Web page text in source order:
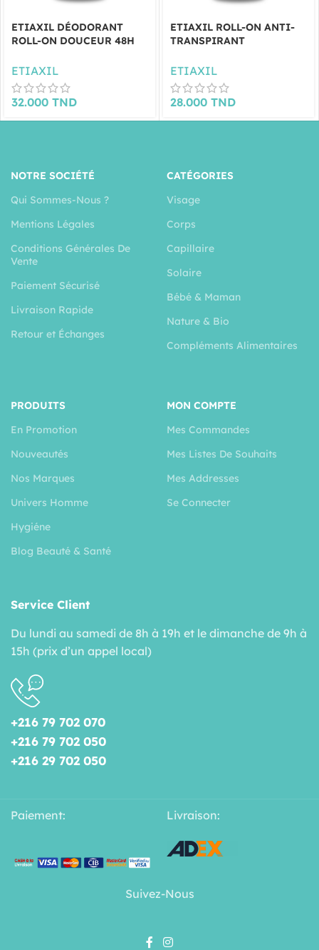
ETIAXIL DÉODORANT
ROLL-ON DOUCEUR 48H
ETIAXIL
32.000 TND
ETIAXIL ROLL-ON ANTI-
TRANSPIRANT
ETIAXIL
28.000 TND
NOTRE SOCIÉTÉ
Qui Sommes-Nous ?
Mentions Légales
Conditions Générales De
Vente
Paiement Sécurisé
Livraison Rapide
Retour et Échanges
CATÉGORIES
Visage
Corps
Capillaire
Solaire
Bébé & Maman
Nature & Bio
Compléments Alimentaires
PRODUITS
En Promotion
Nouveautés
Nos Marques
Univers Homme
Hygiéne
Blog Beauté & Santé
MON COMPTE
Mes Commandes
Mes Listes De Souhaits
Mes Addresses
Se Connecter
Service Client
Du lundi au samedi de 8h à 19h et le dimanche de 9h à
15h (prix d’un appel local)
+216 79 702 070
+216 79 702 050
+216 29 702 050
Paiement: Livraison:
Suivez-Nous